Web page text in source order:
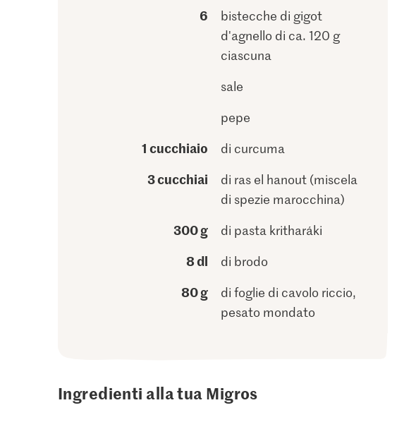
6
bistecche di gigot
d'agnello di ca. 120 g
ciascuna
sale
pepe
1 cucchiaio di curcuma
3 cucchiai
di ras el hanout (miscela
di spezie marocchina)
300 g di pasta kritharáki
8 dl di brodo
80 g
di foglie di cavolo riccio,
pesato mondato
Ingredienti alla tua Migros